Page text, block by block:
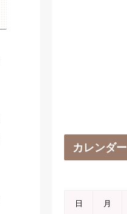
カレンダー
日 月